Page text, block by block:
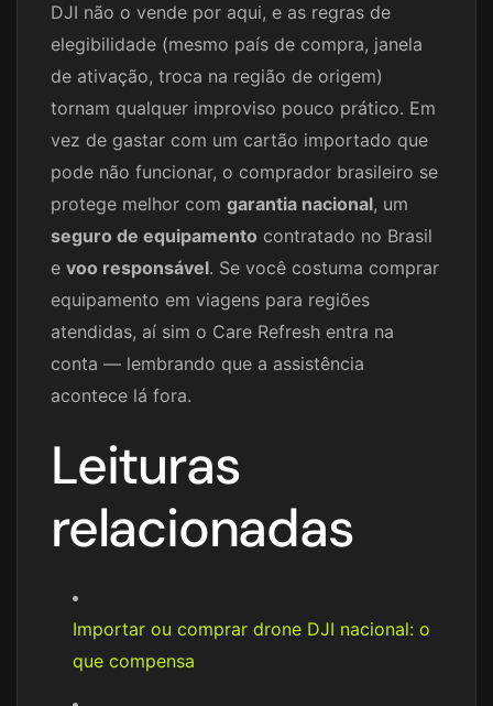
DJI não o vende por aqui, e as regras de
elegibilidade (mesmo país de compra, janela
de ativação, troca na região de origem)
tornam qualquer improviso pouco prático. Em
vez de gastar com um cartão importado que
pode não funcionar, o comprador brasileiro se
protege melhor com garantia nacional, um
seguro de equipamento contratado no Brasil
e voo responsável. Se você costuma comprar
equipamento em viagens para regiões
atendidas, aí sim o Care Refresh entra na
conta — lembrando que a assistência
acontece lá fora.
Leituras
relacionadas
Importar ou comprar drone DJI nacional: o
que compensa